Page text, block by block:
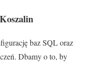
baz SQL oraz
Dbamy o to, by